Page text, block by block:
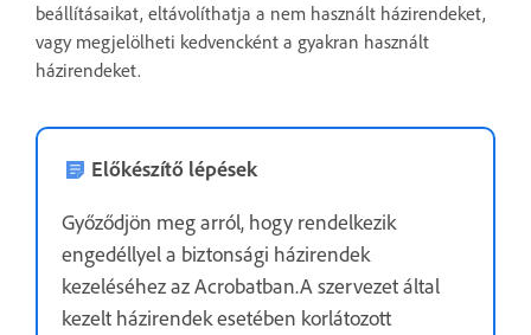
beállításaikat, eltávolíthatja a nem használt házirendeket,
vagy megjelölheti kedvencként a gyakran használt
házirendeket.
Előkészítő lépések
Győződjön meg arról, hogy rendelkezik
engedéllyel a biztonsági házirendek
kezeléséhez az Acrobatban.A szervezet által
kezelt házirendek esetében korlátozott